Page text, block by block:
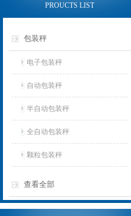
PROUCTS LIST
包装秤
电子包装秤
自动包装秤
半自动包装秤
全自动包装秤
颗粒包装秤
查看全部